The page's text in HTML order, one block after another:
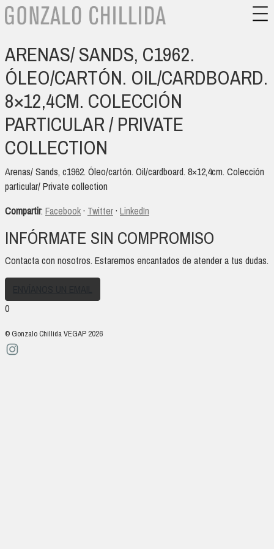
ARENAS/ SANDS, C1962.
ÓLEO/CARTÓN. OIL/CARDBOARD.
8×12,4CM. COLECCIÓN
PARTICULAR / PRIVATE
COLLECTION
Arenas/ Sands, c1962. Óleo/cartón. Oil/cardboard. 8×12,4cm. Colección
particular/ Private collection
Compartir: Facebook· Twitter· LinkedIn
INFÓRMATE SIN COMPROMISO
Contacta con nosotros. Estaremos encantados de atender a tus dudas.
0
© Gonzalo Chillida VEGAP 2026